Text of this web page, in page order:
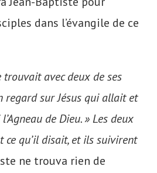
dans l’évangile de ce
trouvait avec deux de ses
regard sur Jésus qui allait et
de Dieu. » Les deux
ce qu’il disait, et ils suivirent
ne trouva rien de